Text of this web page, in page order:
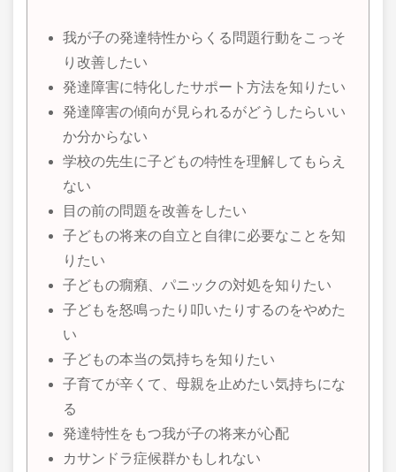
我が子の発達特性からくる問題行動をこっそ
り改善したい
発達障害に特化したサポート方法を知りたい
発達障害の傾向が見られるがどうしたらいい
か分からない
学校の先生に子どもの特性を理解してもらえ
ない
目の前の問題を改善をしたい
子どもの将来の自立と自律に必要なことを知
りたい
子どもの癇癪、パニックの対処を知りたい
子どもを怒鳴ったり叩いたりするのをやめた
い
子どもの本当の気持ちを知りたい
子育てが辛くて、母親を止めたい気持ちにな
る
発達特性をもつ我が子の将来が心配
カサンドラ症候群かもしれない